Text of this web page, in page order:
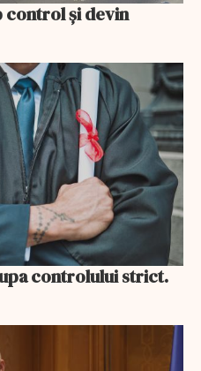
control și devin
controlului strict.